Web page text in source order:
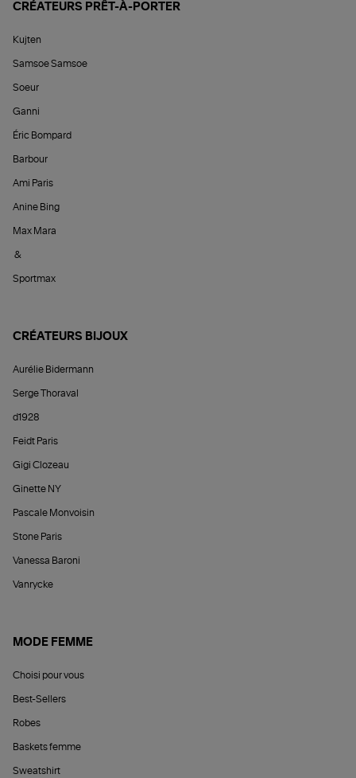
CRÉATEURS PRÊT-À-PORTER
Kujten
Samsoe Samsoe
Soeur
Ganni
Éric Bompard
Barbour
Ami Paris
Anine Bing
Max Mara
&
Sportmax
CRÉATEURS BIJOUX
Aurélie Bidermann
Serge Thoraval
d1928
Feidt Paris
Gigi Clozeau
Ginette NY
Pascale Monvoisin
Stone Paris
Vanessa Baroni
Vanrycke
MODE FEMME
Choisi pour vous
Best-Sellers
Robes
Baskets femme
Sweatshirt